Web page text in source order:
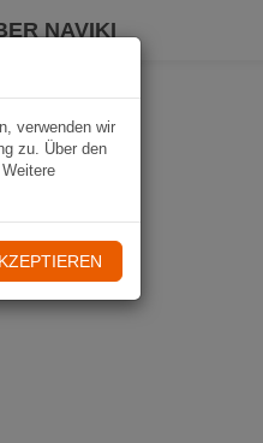
NAVIKI
verwenden wir
zu. Über den